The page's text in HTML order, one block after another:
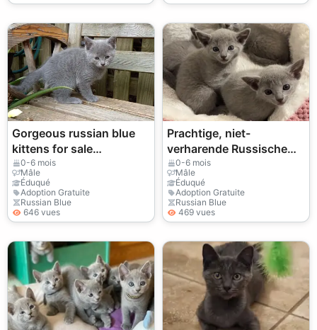
Gorgeous russian blue
kittens for sale
WhatsApp
+447393160284
0-6 mois
Mâle
Éduqué
Adoption Gratuite
Russian Blue
646 vues
Prachtige, niet-
verharende Russische
Blauwe kittens –
WhatsApp
+33773117748
0-6 mois
Mâle
Éduqué
Adoption Gratuite
Russian Blue
469 vues